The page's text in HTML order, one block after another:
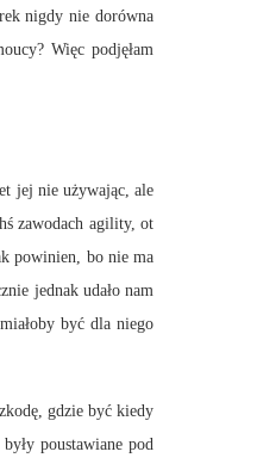
nigdy nie dorówna
Więc podjęłam
jej nie używając, ale
zawodach agility, ot
powinien, bo nie ma
jednak udało nam
być dla niego
gdzie być kiedy
poustawiane pod